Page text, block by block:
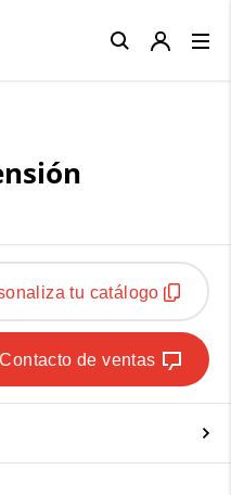
tu catálogo
Contacto de ventas
Close